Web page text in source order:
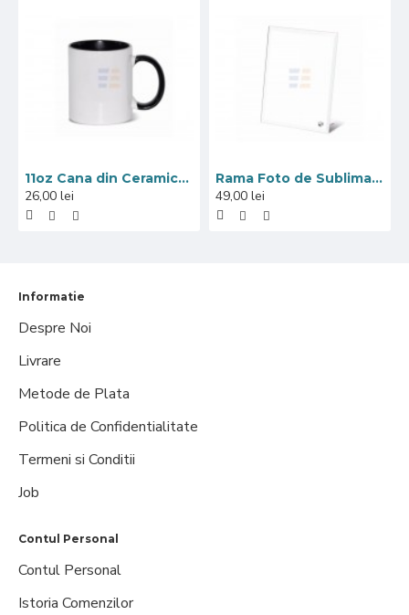
11oz Cana din Ceramica de Sublimare, Interior si Miner Negru (320 ml)
26,00 lei
Rama Foto de Sublimare din Sticla, Marginea Oglindita, 18x23 cm
49,00 lei
Informatie
Despre Noi
Livrare
Metode de Plata
Politica de Confidentialitate
Termeni si Conditii
Job
Contul Personal
Contul Personal
Istoria Comenzilor